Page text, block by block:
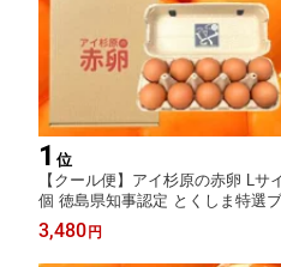
1 位
【クール便】アイ杉原の赤卵 L
個 徳島県知事認定 とくしま特選
す！ 徳島県産 朝採り 産みたて 農
合せ 御中元 御歳暮 母の日 父の日
3,480 円